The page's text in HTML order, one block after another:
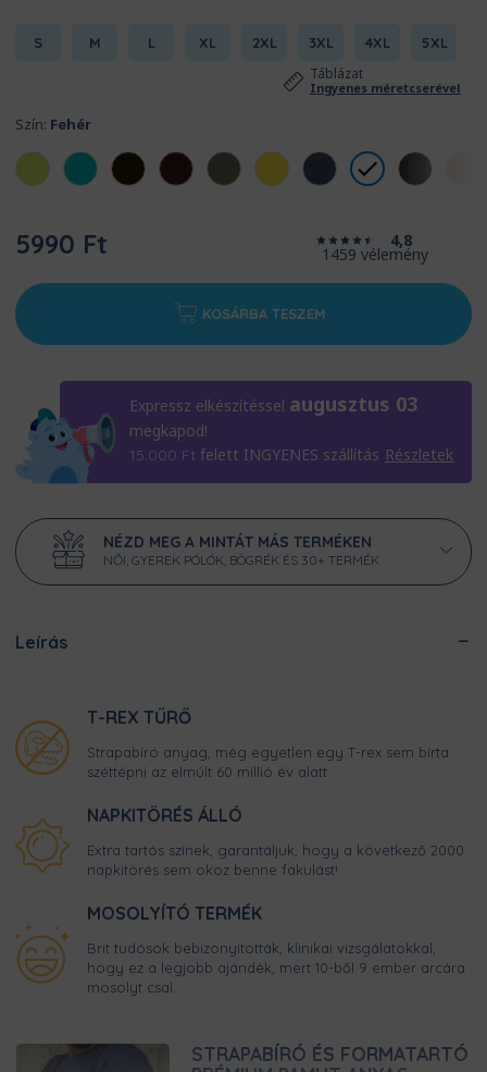
S M L XL 2XL 3XL 4XL 5XL
Táblázat
Ingyenes méretcserével
Szín: Fehér
5990 Ft 4,8
1459 vélemény
KOSÁRBA TESZEM
Expressz elkészítéssel augusztus 03
megkapod!
15.000 Ft felett INGYENES szállítás Részletek
NÉZD MEG A MINTÁT MÁS TERMÉKEN
NŐI, GYEREK PÓLÓK, BÖGRÉK ÉS 30+ TERMÉK
Leírás
T-REX TŰRŐ
Strapabíró anyag, még egyetlen egy T-rex sem bírta
széttépni az elmúlt 60 millió év alatt
NAPKITÖRÉS ÁLLÓ
Extra tartós színek, garantáljuk, hogy a következő 2000
napkitörés sem okoz benne fakulást!
MOSOLYÍTÓ TERMÉK
Brit tudósok bebizonyították, klinikai vizsgálatokkal,
hogy ez a legjobb ajándék, mert 10-ből 9 ember arcára
mosolyt csal.
STRAPABÍRÓ ÉS FORMATARTÓ